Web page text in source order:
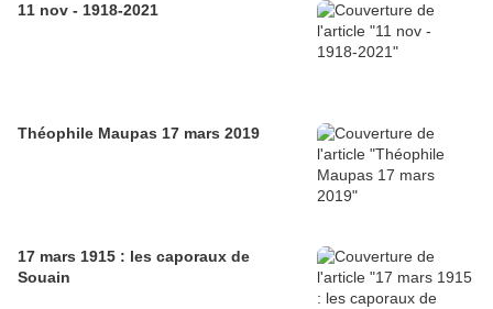
11 nov - 1918-2021
Théophile Maupas 17 mars 2019
17 mars 1915 : les caporaux de
Souain